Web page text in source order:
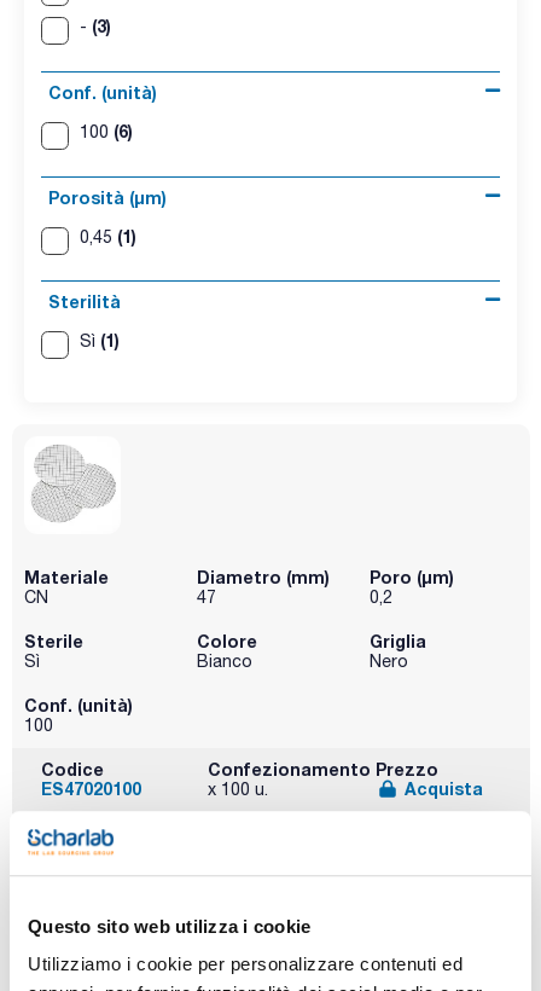
Questo sito web utilizza i cookie
Utilizziamo i cookie per personalizzare contenuti ed
- (3)
Conf. (unità)
100 (6)
Porosità (µm)
0,45 (1)
Sterilità
Sì (1)
Materiale
CN
Diametro (mm)
47
Poro (µm)
0,2
Sterile
Sì
Colore
Bianco
Griglia
Nero
Conf. (unità)
100
Codice
ES47020100
Confezionamento
x 100 u.
Prezzo
Acquista
Disponibilità
Controlla le
scorte